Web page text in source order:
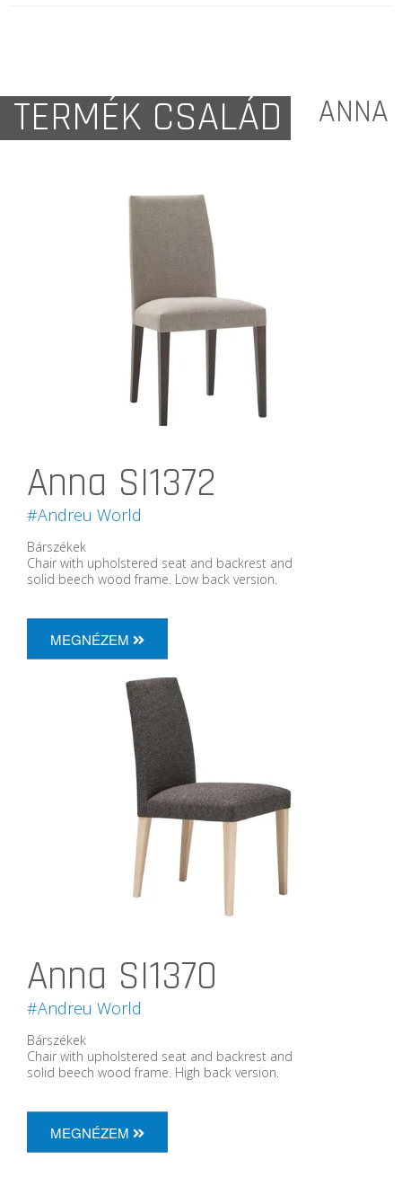
TERMÉK CSALÁD ANNA
Anna SI1372
#Andreu World
Bárszékek
Chair with upholstered seat and backrest and
solid beech wood frame. Low back version.
MEGNÉZEM
Anna SI1370
#Andreu World
Bárszékek
Chair with upholstered seat and backrest and
solid beech wood frame. High back version.
MEGNÉZEM